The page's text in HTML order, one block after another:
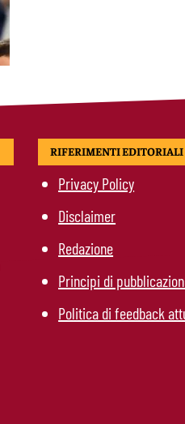
RIFERIMENTI EDITORIALI
Privacy Policy
Disclaimer
Redazione
Principi di
Politica di feedback